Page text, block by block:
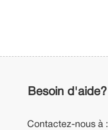
Besoin d'aide?
Contactez-nous à :